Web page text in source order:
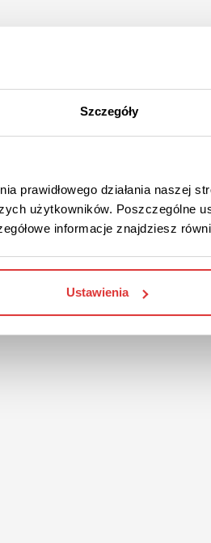
Szczegóły
prawidłowego działania naszej
użytkowników. Poszczególne
informacje znajdziesz
Ustawienia